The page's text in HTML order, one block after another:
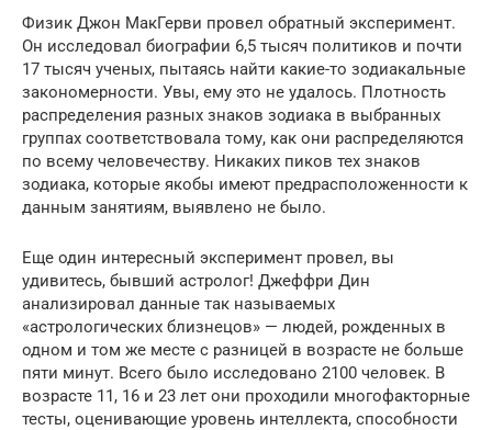
Физик Джон МакГерви провел обратный эксперимент.
Он исследовал биографии 6,5 тысяч политиков и почти
17 тысяч ученых, пытаясь найти какие-то зодиакальные
закономерности. Увы, ему это не удалось. Плотность
распределения разных знаков зодиака в выбранных
группах соответствовала тому, как они распределяются
по всему человечеству. Никаких пиков тех знаков
зодиака, которые якобы имеют предрасположенности к
данным занятиям, выявлено не было.
Еще один интересный эксперимент провел, вы
удивитесь, бывший астролог! Джеффри Дин
анализировал данные так называемых
«астрологических близнецов» — людей, рожденных в
одном и том же месте с разницей в возрасте не больше
пяти минут. Всего было исследовано 2100 человек. В
возрасте 11, 16 и 23 лет они проходили многофакторные
тесты, оценивающие уровень интеллекта, способности